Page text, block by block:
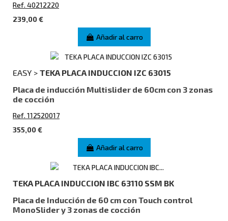
Ref. 40212220
239,00 €
Añadir al carro
EASY > TEKA PLACA INDUCCION IZC 63015
Placa de inducción Multislider de 60cm con 3 zonas
de cocción
Ref. 112520017
355,00 €
Añadir al carro
TEKA PLACA INDUCCION IBC 63110 SSM BK
Placa de Inducción de 60 cm con Touch control
MonoSlider y 3 zonas de cocción